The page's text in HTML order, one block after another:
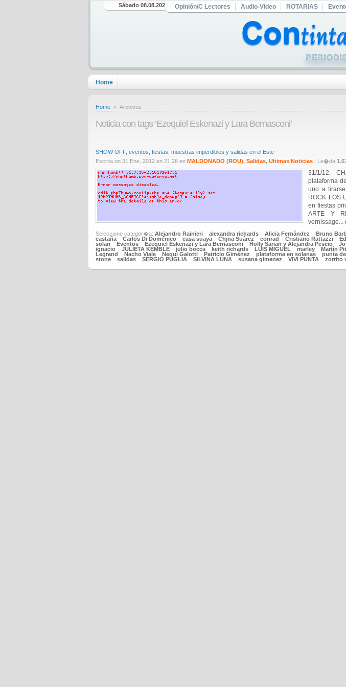
Sábado 08.08.2026 Opinión/C Lectores Audio-Video ROTARIAS
Home
Home » Archivos
Noticia con tags ‘Ezequiel Eskenazi y Lara Bernasconi’
SHOW OFF, eventos, fiestas, muestras imperdibles y salidas en el Este
Escrita on 31 Ene, 2012 en 21:26 en MALDONADO (ROU), Salidas, Ultimas Noticias | Le�da
31/1/12.
plataforma
uno a
ROCK LOS
en fiestas
ARTE Y
vernissage...
Seleccione categor�a: Alejandro Rainieri alexandra richards Alicia Fernández Bruno
castaña
Carlos Di Doménico casa suaya Chjna Suárez conrad Cristiano Rattazzi
solari
Eventos Ezequiel Eskenazi y Lara Bernasconi Holly Sarian y Alejandra Pescio
ignacio
JULIETA KEMBLE julio bocca keith richards LUIS MIGUEL marley Martín
Legrand
Nacho Viale Nequi Galotti Patricio Giménez plataforma en solanas punta
stone
salidas SERGIO PUGLIA SILVINA LUNA susana gimenez VIVI PUNTA zorrito